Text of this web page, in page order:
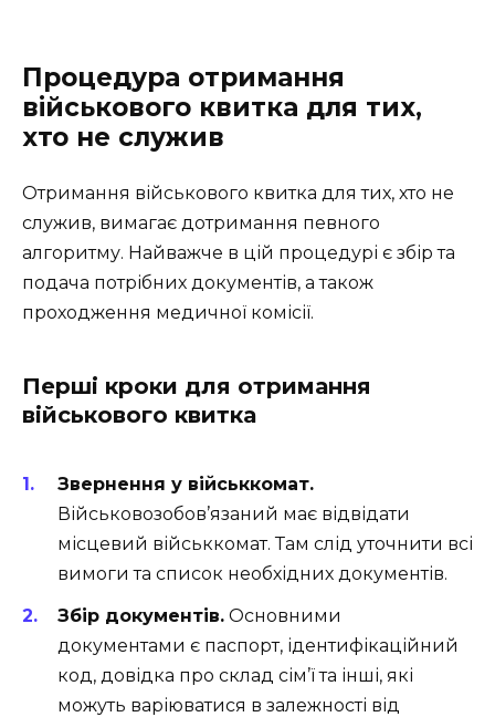
Процедура отримання
військового квитка для тих,
хто не служив
Отримання військового квитка для тих, хто не
служив, вимагає дотримання певного
алгоритму. Найважче в цій процедурі є збір та
подача потрібних документів, а також
проходження медичної комісії.
Перші кроки для отримання
військового квитка
Звернення у військкомат.
Військовозобов’язаний має відвідати
місцевий військкомат. Там слід уточнити всі
вимоги та список необхідних документів.
Збір документів. Основними
документами є паспорт, ідентифікаційний
код, довідка про склад сім’ї та інші, які
можуть варіюватися в залежності від